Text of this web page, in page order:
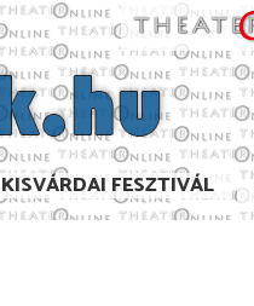
KISVÁRDAI FESZTIVÁL